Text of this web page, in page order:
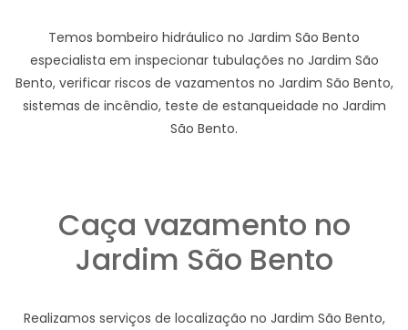
Temos bombeiro hidráulico no Jardim São Bento
especialista em inspecionar tubulações no Jardim São
Bento, verificar riscos de vazamentos no Jardim São Bento,
sistemas de incêndio, teste de estanqueidade no Jardim
São Bento.
Caça vazamento no
Jardim São Bento
Realizamos serviços de localização no Jardim São Bento,